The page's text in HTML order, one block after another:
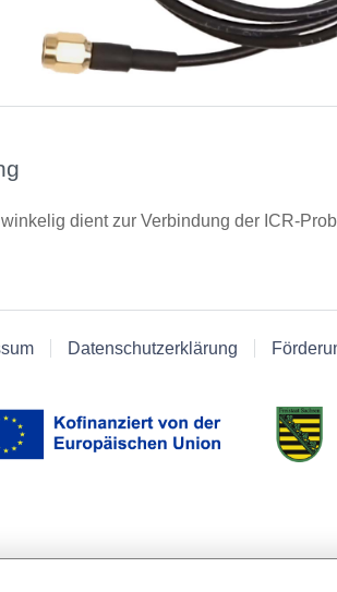
dient zur Verbindung der ICR-
Datenschutzerklärung